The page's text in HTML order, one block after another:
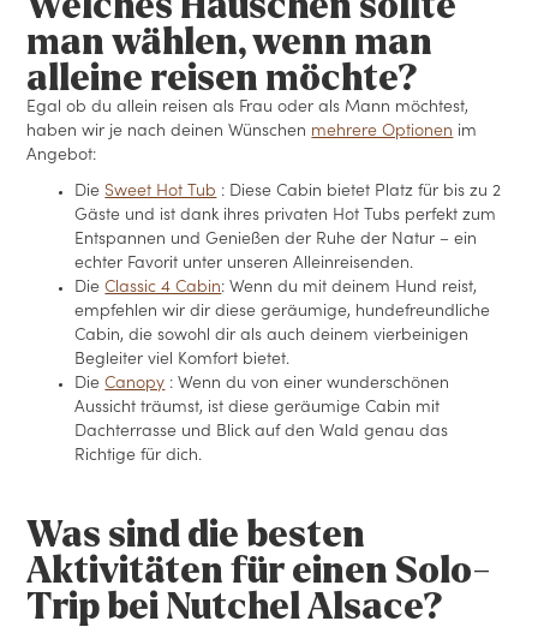
man wählen, wenn man
alleine reisen möchte?
Egal ob du allein reisen als Frau oder als Mann möchtest,
haben wir je nach deinen Wünschen mehrere Optionen im
Angebot:
DieSweet Hot Tub : Diese Cabin bietet Platz für bis zu 2
Gäste und ist dank ihres privaten Hot Tubs perfekt zum
Entspannen und Genießen der Ruhe der Natur – ein
echter Favorit unter unseren Alleinreisenden.
DieClassic 4 Cabin: Wenn du mit deinem Hund reist,
empfehlen wir dir diese geräumige, hundefreundliche
Cabin, die sowohl dir als auch deinem vierbeinigen
Begleiter viel Komfort bietet.
DieCanopy : Wenn du von einer wunderschönen
Aussicht träumst, ist diese geräumige Cabin mit
Dachterrasse und Blick auf den Wald genau das
Richtige für dich.
Was sind die besten
Aktivitäten für einen Solo-
Trip bei Nutchel Alsace?